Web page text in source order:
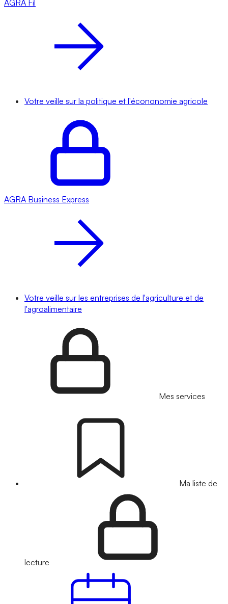
AGRA Fil
Votre veille sur la politique et l'écononomie agricole
AGRA Business Express
Votre veille sur les entreprises de l'agriculture et de
l'agroalimentaire
Mes services
Ma liste de
lecture